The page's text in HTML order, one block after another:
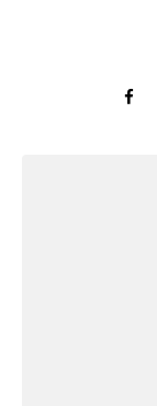
Sousedé
a třeba se
Jsem
téma je o
Kterou
Výdaje na
vybrané